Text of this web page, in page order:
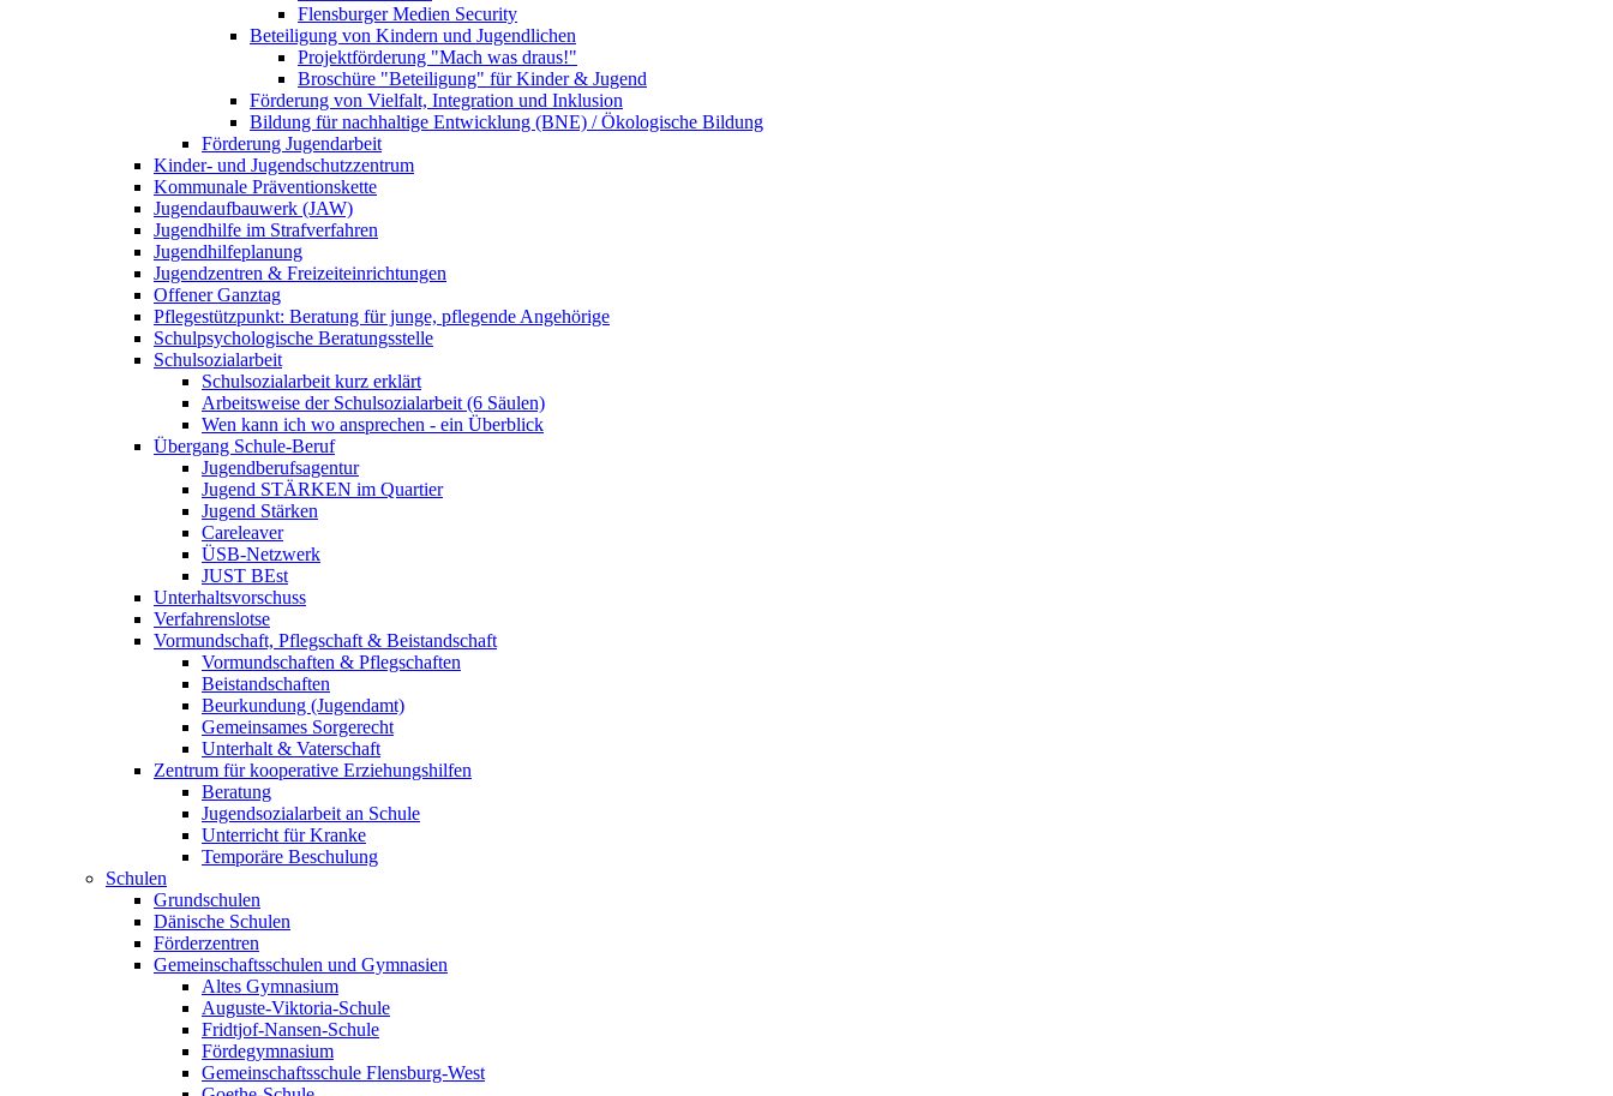
Flensburger Medien Security
Beteiligung von Kindern und Jugendlichen
Projektförderung "Mach was draus!"
Broschüre "Beteiligung" für Kinder & Jugend
Förderung von Vielfalt, Integration und Inklusion
Bildung für nachhaltige Entwicklung (BNE) / Ökologische Bildung
Förderung Jugendarbeit
Kinder- und Jugendschutzzentrum
Kommunale Präventionskette
Jugendaufbauwerk (JAW)
Jugendhilfe im Strafverfahren
Jugendhilfeplanung
Jugendzentren & Freizeiteinrichtungen
Offener Ganztag
Pflegestützpunkt: Beratung für junge, pflegende Angehörige
Schulpsychologische Beratungsstelle
Schulsozialarbeit
Schulsozialarbeit kurz erklärt
Arbeitsweise der Schulsozialarbeit (6 Säulen)
Wen kann ich wo ansprechen - ein Überblick
Übergang Schule-Beruf
Jugendberufsagentur
Jugend STÄRKEN im Quartier
Jugend Stärken
Careleaver
ÜSB-Netzwerk
JUST BEst
Unterhaltsvorschuss
Verfahrenslotse
Vormundschaft, Pflegschaft & Beistandschaft
Vormundschaften & Pflegschaften
Beistandschaften
Beurkundung (Jugendamt)
Gemeinsames Sorgerecht
Unterhalt & Vaterschaft
Zentrum für kooperative Erziehungshilfen
Beratung
Jugendsozialarbeit an Schule
Unterricht für Kranke
Temporäre Beschulung
Schulen
Grundschulen
Dänische Schulen
Förderzentren
Gemeinschaftsschulen und Gymnasien
Altes Gymnasium
Auguste-Viktoria-Schule
Fridtjof-Nansen-Schule
Fördegymnasium
Gemeinschaftsschule Flensburg-West